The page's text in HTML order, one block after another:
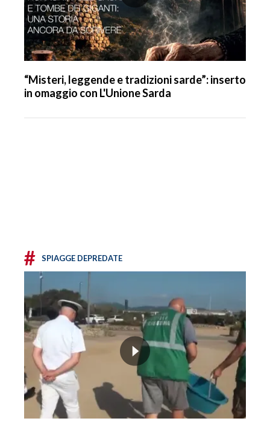
“Misteri, leggende e tradizioni sarde”: inserto
in omaggio con L'Unione Sarda
# SPIAGGE DEPREDATE